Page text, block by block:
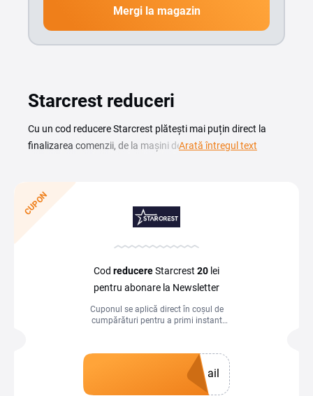
Mergi la magazin
Starcrest reduceri
Cu un cod reducere Starcrest plătești mai puțin direct la
finalizarea comenzii, de la mașini de spălat, frigidere și
perioade, mai ales înainte de campaniile sezoniere și de
Black Friday. Verifică pe această pagină codurile active și
promoțiile actuale ale magazinului, copiază codul preferat
și introdu-l în coș, în câmpul Cod de reducere, înainte de a
Arată întregul text
CUPON
Cod reducereStarcrest 20 lei
pentru abonare la Newsletter
Cuponul se aplică direct în coșul de
cumpărături pentru a primi instant
ail